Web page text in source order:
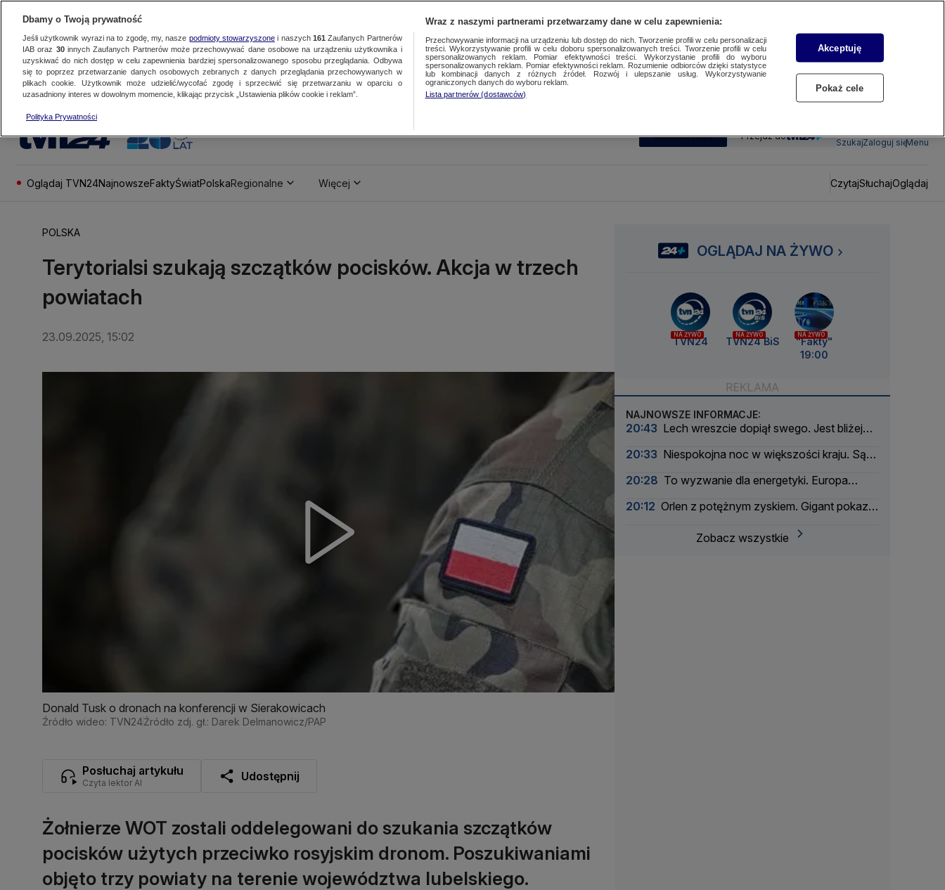
SUBSKRYBUJ Przejdź do
SzukajZaloguj sięMenu
Oglądaj TVN24NajnowszeFaktyŚwiatPolskaRegionalne Więcej CzytajSłuchajOglądaj
POLSKA
Terytorialsi szukają szczątków pocisków. Akcja w trzech
powiatach
23.09.2025, 15:02
Donald Tusk o dronach na konferencji w Sierakowicach
Źródło wideo: TVN24Źródło zdj. gł.: Darek Delmanowicz/PAP
Posłuchaj artykułu
Czyta lektor AI Udostępnij
Żołnierze WOT zostali oddelegowani do szukania szczątków
pocisków użytych przeciwko rosyjskim dronom. Poszukiwaniami
objęto trzy powiaty na terenie województwa lubelskiego.
OGLĄDAJ NA ŻYWO
NA ŻYWO
TVN24
NA ŻYWO
TVN24 BiS
NA ŻYWO
"Fakty"
19:00
NAJNOWSZE INFORMACJE:
20:43 Lech wreszcie dopiął swego. Jest bliżej
20:33 Niespokojna noc w większości kraju. Są
20:28 To wyzwanie dla energetyki. Europa
20:12 Orlen z potężnym zyskiem. Gigant pokazał
Zobacz wszystkie
Dbamy o Twoją prywatność
Jeśli użytkownik wyrazi na to zgodę, my, nasze podmioty stowarzyszonei naszych 161 Zaufanych Partnerów
IAB oraz 30innych Zaufanych Partnerów może przechowywać dane osobowe na urządzeniu użytkownika i
uzyskiwać do nich dostęp w celu zapewnienia bardziej spersonalizowanego sposobu przeglądania. Odbywa
się to poprzez przetwarzanie danych osobowych zebranych z danych przeglądania przechowywanych w
plikach cookie. Użytkownik może udzielić/wycofać zgodę i sprzeciwić się przetwarzaniu w oparciu o
uzasadniony interes w dowolnym momencie, klikając przycisk „Ustawienia plików cookie i reklam”.
Polityka Prywatności
Wraz z naszymi partnerami przetwarzamy dane w celu zapewnienia:
Przechowywanie informacji na urządzeniu lub dostęp do nich. Tworzenie profili w celu personalizacji
treści. Wykorzystywanie profili w celu doboru spersonalizowanych treści. Tworzenie profili w celu
spersonalizowanych reklam. Pomiar efektywności treści. Wykorzystanie profili do wyboru
spersonalizowanych reklam. Pomiar efektywności reklam. Rozumienie odbiorców dzięki statystyce
lub kombinacji danych z różnych źródeł. Rozwój i ulepszanie usług. Wykorzystywanie
ograniczonych danych do wyboru reklam.
Lista partnerów (dostawców)
Akceptuję
Pokaż cele